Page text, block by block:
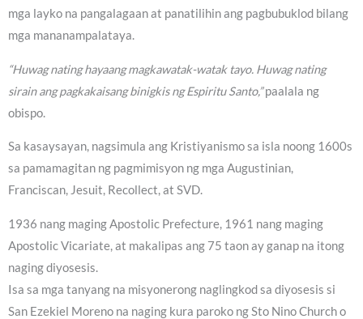
mga layko na pangalagaan at panatilihin ang pagbubuklod bilang
mga mananampalataya.
“Huwag nating hayaang magkawatak-watak tayo. Huwag nating
sirain ang pagkakaisang binigkis ng Espiritu Santo,”paalala ng
obispo.
Sa kasaysayan, nagsimula ang Kristiyanismo sa isla noong 1600s
sa pamamagitan ng pagmimisyon ng mga Augustinian,
Franciscan, Jesuit, Recollect, at SVD.
1936 nang maging Apostolic Prefecture, 1961 nang maging
Apostolic Vicariate, at makalipas ang 75 taon ay ganap na itong
naging diyosesis.
Isa sa mga tanyang na misyonerong naglingkod sa diyosesis si
San Ezekiel Moreno na naging kura paroko ng Sto Nino Church o